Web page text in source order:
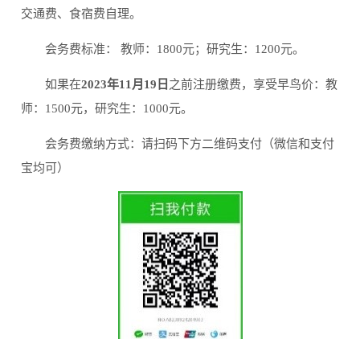
交通费、食宿费自理。
会务费标准： 教师：1800元；研究生：1200元。
如果在2023年11月19日 之前注册缴费，享受早鸟价：教
师：1500元，研究生：1000元。
会务费缴纳方式：请扫码下方二维码支付（微信和支付
宝均可）